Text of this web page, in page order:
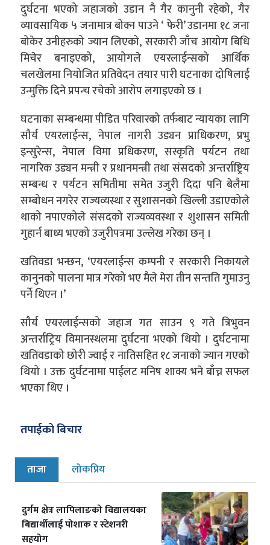
दुर्घटना भएको जहाजको उडान नै गैर कानुनी रहेको, गैर
व्यावसायिक ५ जनामात्र बोक्न पाउने ‘ फेरी’ उडानमा १८ जना
बोकेर उनीहरुको ज्यान लिएको, सरकारी जाँच आयोग बिधि
मिचेर बनाइएको, आयोगले एयरलाईन्सको आर्थिक
चलखेलमा नियोजित प्रतिवेदन तयार पारी घटनाका दोषिलाई
उन्मुक्ति दिने प्रपन्च रचेको आरोप लगाइएको छ ।
घटनाका सम्बन्धमा पीडित परिवारको तर्फबाट न्यायका लागि
सौर्य एयरलाईन्स, नेपाल नागरी उड्यन प्राधिकरण, प्रभु
इन्सुरेन्स, नेपाल विमा प्रधिकरण, सस्कृति पर्यटन तथा
नागरिक उड्यन मन्त्री र प्रधानमन्त्री तथा संसदको अन्तर्राष्ट्रिय
सम्बन्ध र पर्यटन समितीमा समेत उजुरी दिदा पनि बेलैमा
सम्बोधन नगरेर राज्यव्यस्था र सुशासनको खिल्ली उडाएकोले
थाको नपाएकोले संसदको राज्यव्यवस्था र शुशासन समिती
गुहार्न बाध्य भएको उजुरीपत्रमा उल्लेख गरेका छन् ।
खतिवडा भन्छन, ‘एयरलाईन्स कम्पनी र सरकारी निकायले
कानुनको पालना मात्र गरेको भए मैले मेरा तीन सन्तति गुमाउनु
पर्ने थिएन ।’
सौर्य एयरलाईन्सको जहाज गत साउन ९ गते त्रिभुवन
अन्तर्राट्रिय विमानस्थलमा दुर्घटना भएको थियो । दुर्घटनामा
खतिवडाको छोरी ज्वाई र नातिसहित १८ जनाको ज्यान गएको
थियो । उक्त दुर्घटनामा पाईलट मनिष शाक्य भने बाँच्न सफल
भएका थिए ।
तपाईको बिचार
ताजा लोकप्रिय
दुर्गम क्षेत्र लापिलाङको विद्यालयका
बिद्यार्थीलाई पोशाक र स्टेशनरी
सहयोग